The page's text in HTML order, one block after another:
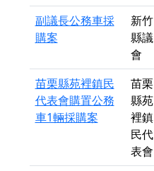
副議長公務車採
購案
新竹
縣議
會
苗栗縣苑裡鎮民
代表會購置公務
車1輛採購案
苗栗
縣苑
裡鎮
民代
表會